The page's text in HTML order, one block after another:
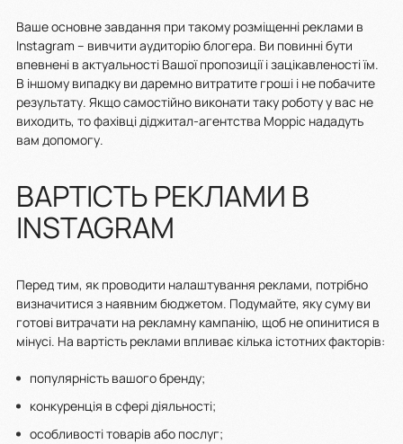
Ваше основне завдання при такому розміщенні реклами в
Instagram – вивчити аудиторію блогера. Ви повинні бути
впевнені в актуальності Вашої пропозиції і зацікавленості їм.
В іншому випадку ви даремно витратите гроші і не побачите
результату. Якщо самостійно виконати таку роботу у вас не
виходить, то фахівці діджитал-агентства Морріс нададуть
вам допомогу.
ВАРТІСТЬ РЕКЛАМИ В
INSTAGRAM
Перед тим, як проводити налаштування реклами, потрібно
визначитися з наявним бюджетом. Подумайте, яку суму ви
готові витрачати на рекламну кампанію, щоб не опинитися в
мінусі. На вартість реклами впливає кілька істотних факторів:
популярність вашого бренду;
конкуренція в сфері діяльності;
особливості товарів або послуг;